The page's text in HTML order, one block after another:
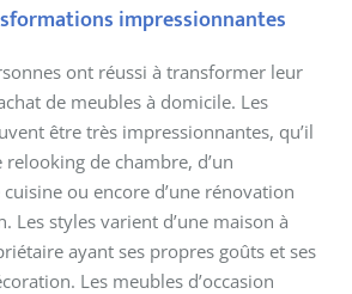
impressionnantes
ont réussi à transformer leur
de meubles à domicile. Les
être très impressionnantes, qu’il
relooking de chambre, d’un
ou encore d’une rénovation
Les styles varient d’une maison à
ayant ses propres goûts et ses
Les meubles d’occasion